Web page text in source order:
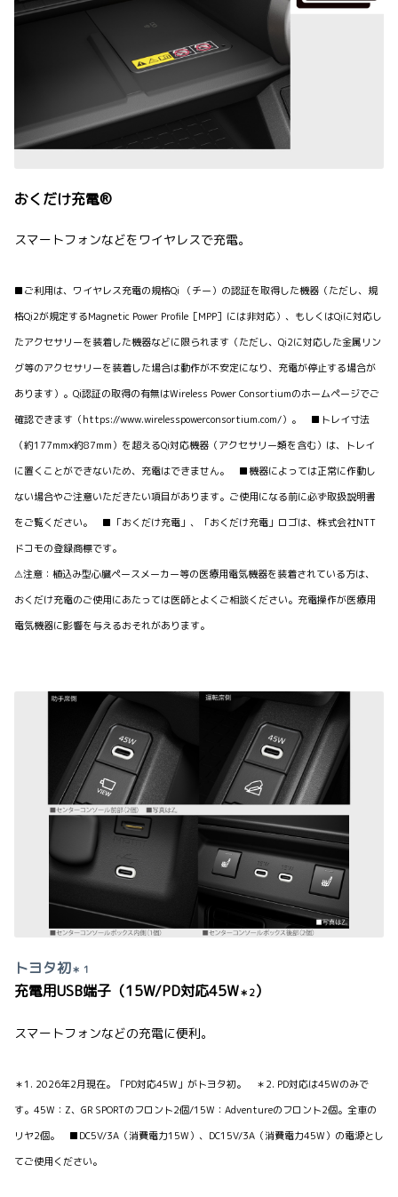
おくだけ充電®
スマートフォンなどをワイヤレスで充電。
■ご利用は、ワイヤレス充電の規格Qi （チー）の認証を取得した機器（ただし、規
格Qi2が規定するMagnetic Power Profile［MPP］には非対応）、もしくはQiに対応し
たアクセサリーを装着した機器などに限られます（ただし、Qi2に対応した金属リン
グ等のアクセサリーを装着した場合は動作が不安定になり、充電が停止する場合が
あります）。Qi認証の取得の有無はWireless Power Consortiumのホームページでご
確認できます（https://www.wirelesspowerconsortium.com/）。 ■トレイ寸法
（約177mm×約87mm）を超えるQi対応機器（アクセサリー類を含む）は、トレイ
に置くことができないため、充電はできません。 ■機器によっては正常に作動し
ない場合やご注意いただきたい項目があります。ご使用になる前に必ず取扱説明書
をご覧ください。 ■「おくだけ充電」、「おくだけ充電」ロゴは、株式会社NTT
ドコモの登録商標です。
⚠注意：植込み型心臓ペースメーカー等の医療用電気機器を装着されている方は、
おくだけ充電のご使用にあたっては医師とよくご相談ください。充電操作が医療用
電気機器に影響を与えるおそれがあります。
トヨタ初＊ 1
充電用USB端子（15W/PD対応45W＊2）
スマートフォンなどの充電に便利。
＊1. 2026年2月現在。「PD対応45W」がトヨタ初。 ＊2. PD対応は45Wのみで
す。45W：Z、GR SPORTのフロント2個/15W：Adventureのフロント2個。全車の
リヤ2個。 ■DC5V/3A（消費電力15W）、DC15V/3A（消費電力45W）の電源とし
てご使用ください。